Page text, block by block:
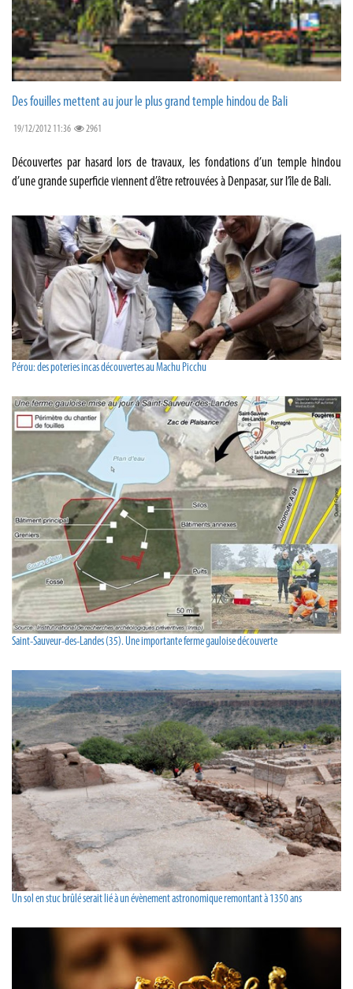
Des fouilles mettent au jour le plus grand temple hindou de Bali
19/12/2012 11:36 2961
Découvertes par hasard lors de travaux, les fondations d’un temple hindou
d’une grande superficie viennent d’être retrouvées à Denpasar, sur l’île de Bali.
Pérou: des poteries incas découvertes au Machu Picchu
Saint-Sauveur-des-Landes (35). Une importante ferme gauloise découverte
Un sol en stuc brûlé serait lié à un évènement astronomique remontant à 1350 ans